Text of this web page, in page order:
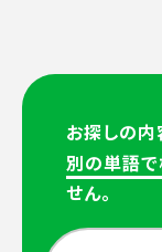
お探しの
別の単語
せん。